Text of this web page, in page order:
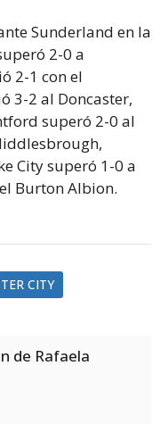
Sunderland en la
2-0 a
2-1 con el
3-2 al Doncaster,
superó 2-0 al
City superó 1-0 a
Burton Albion.
CITY
de Rafaela